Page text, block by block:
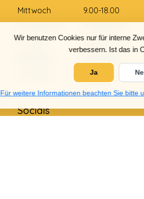
Wir benutzen Cookies nur für interne
verbessern. Ist das in
Ja
Für weitere Informationen beachten Sie bitte
Mittwoch
9.00-18.00
Freitag
0.900-18.00
Gesloten
Socials